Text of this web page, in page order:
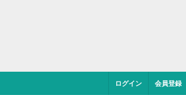
ログイン 会員登録